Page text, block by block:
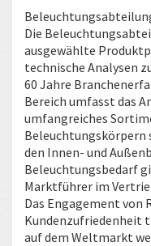
Die
ausgewählte
technische Analysen
60 Jahre
Bereich umfasst das
umfangreiches
Beleuchtungskörpern
den Innen- und
Beleuchtungsbedarf
Marktführer im
Das Engagement von
Kundenzufriedenheit
auf dem Weltmarkt